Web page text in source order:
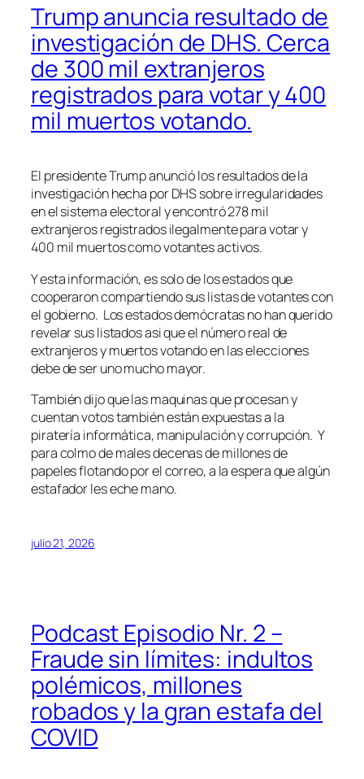
Trump anuncia resultado de
investigación de DHS. Cerca
de 300 mil extranjeros
registrados para votar y 400
mil muertos votando.
El presidente Trump anunció los resultados de la
investigación hecha por DHS sobre irregularidades
en el sistema electoral y encontró 278 mil
extranjeros registrados ilegalmente para votar y
400 mil muertos como votantes activos.
Y esta información, es solo de los estados que
cooperaron compartiendo sus listas de votantes con
el gobierno. Los estados demócratas no han querido
revelar sus listados asi que el número real de
extranjeros y muertos votando en las elecciones
debe de ser uno mucho mayor.
También dijo que las maquinas que procesan y
cuentan votos también están expuestas a la
piratería informática, manipulación y corrupción. Y
para colmo de males decenas de millones de
papeles flotando por el correo, a la espera que algún
estafador les eche mano.
julio 21, 2026
Podcast Episodio Nr. 2 –
Fraude sin límites: indultos
polémicos, millones
robados y la gran estafa del
COVID